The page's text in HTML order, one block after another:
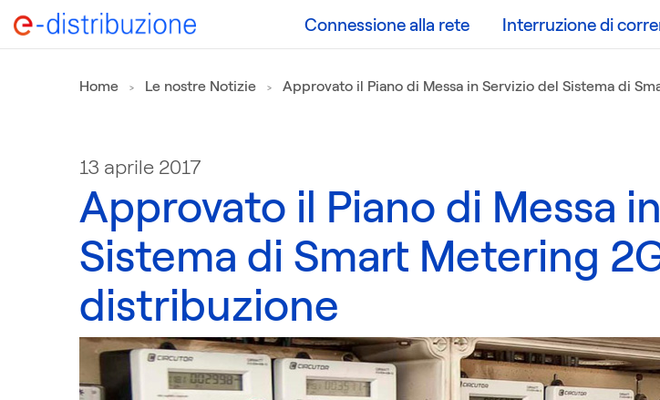
Connessione alla rete Interruzione di
Home Le nostre Notizie Approvato il Piano di Messa in Servizio del Sistema di
13 aprile 2017
Approvato il Piano di Messa
Sistema di Smart Metering
distribuzione